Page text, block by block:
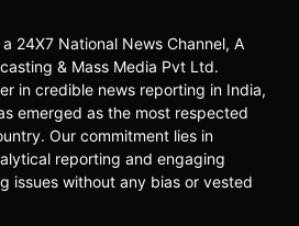
24X7 National News Channel, A
& Mass Media Pvt Ltd.
in credible news reporting in India,
emerged as the most respected
Our commitment lies in
reporting and engaging
issues without any bias or vested